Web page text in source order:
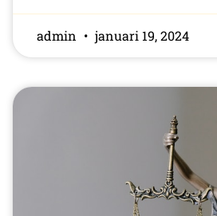
admin januari 19, 2024